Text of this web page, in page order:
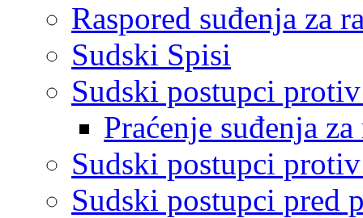
Raspored suđenja za
Sudski Spisi
Sudski postupci
Praćenje suđenja
Sudski postupci
Sudski postupci pred